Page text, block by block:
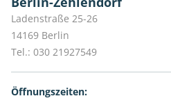
Ladenstraße 25-26
14169 Berlin
Tel.: 030 21927549
Öffnungszeiten: